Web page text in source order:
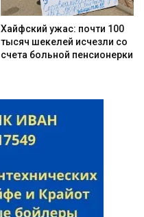
Хайфский ужас: почти 100
тысяч шекелей исчезли со
счета больной пенсионерки